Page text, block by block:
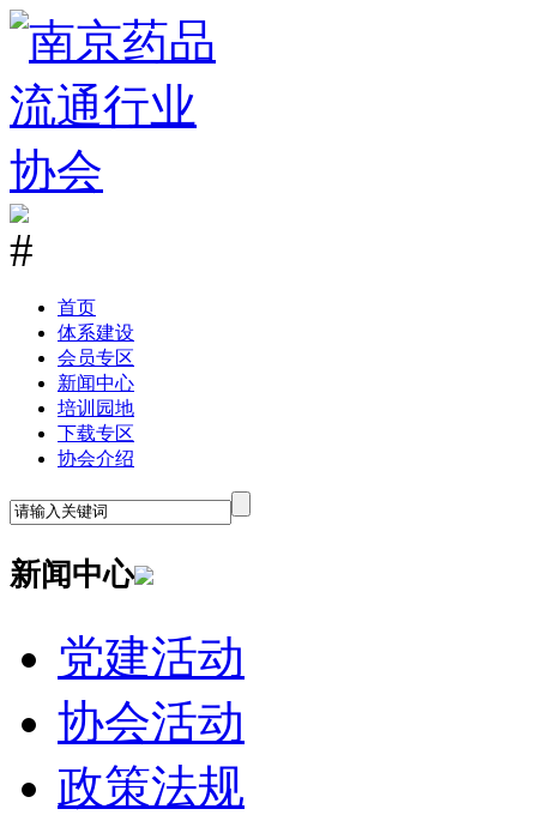
首页
体系建设
会员专区
新闻中心
培训园地
下载专区
协会介绍
新闻中心
党建活动
协会活动
政策法规